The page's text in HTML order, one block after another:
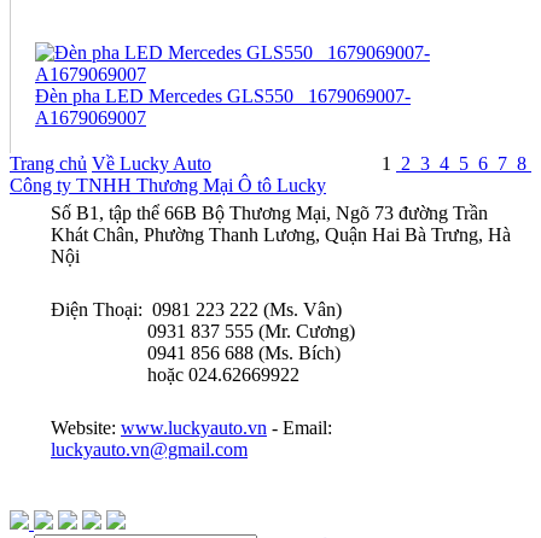
Đèn pha LED Mercedes GLS550_ 1679069007-
A1679069007
1 2 3 4 5 6 7 8
Trang chủ Về Lucky Auto
Công ty TNHH Thương Mại Ô tô Lucky
Số B1, tập thể 66B Bộ Thương Mại, Ngõ 73 đường Trần
Khát Chân, Phường Thanh Lương, Quận Hai Bà Trưng, Hà
Nội
Điện Thoại: 0981 223 222 (Ms. Vân)
0931 837 555 (Mr. Cương)
0941 856 688 (Ms. Bích)
hoặc 024.62669922
Website: www.luckyauto.vn - Email:
luckyauto.vn@gmail.com